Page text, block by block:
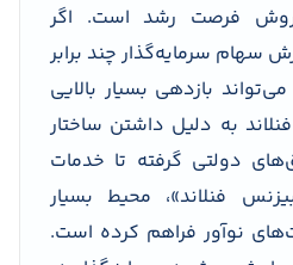
فرصت رشد است. اگر
سهام سرمایه‌گذار چند برابر
بازدهی بسیار بالایی
به دلیل داشتن ساختار
دولتی گرفته تا خدمات
فنلاند»، محیط بسیار
نوآور فراهم کرده است.